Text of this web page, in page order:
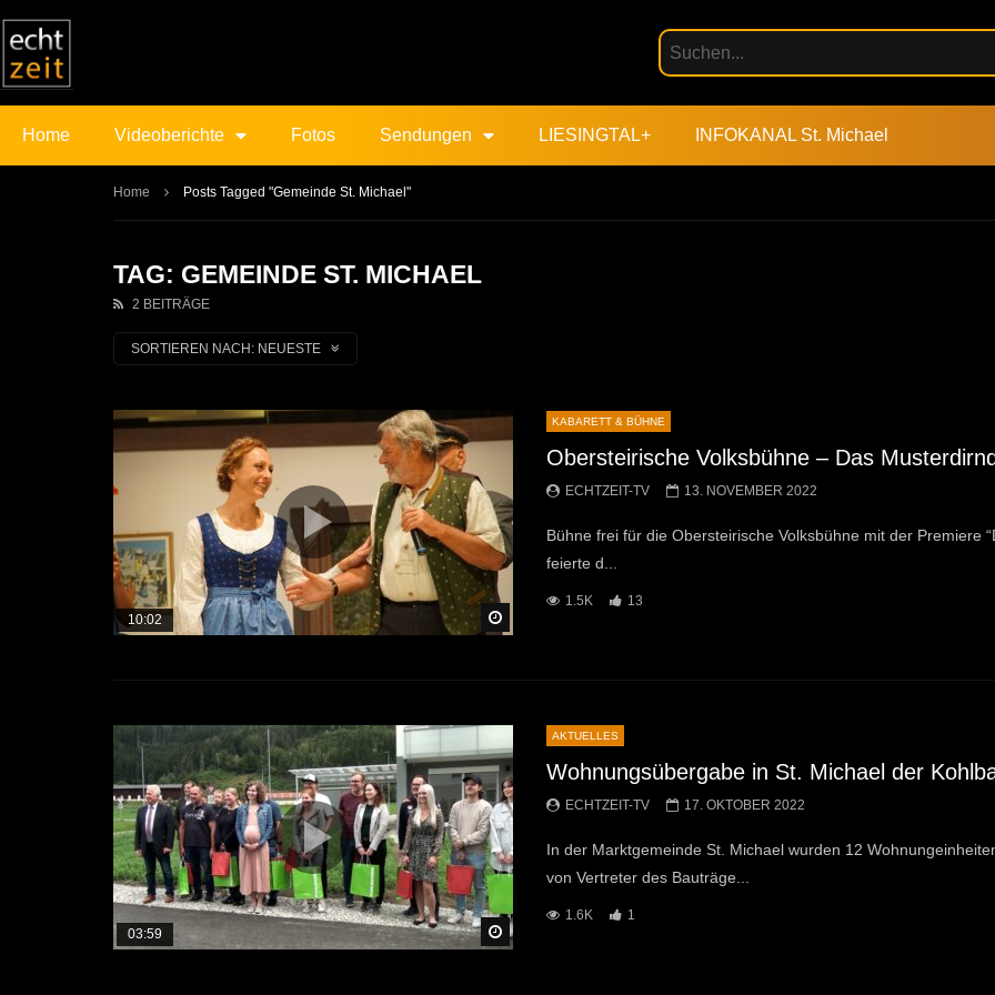
Home Videoberichte Fotos Sendungen LIESINGTAL+ INFOKANAL St. Michael
Home Posts Tagged "Gemeinde St. Michael"
TAG: GEMEINDE ST. MICHAEL
2 BEITRÄGE
SORTIEREN NACH: NEUESTE
10:02
KABARETT & BÜHNE
Obersteirische Volksbühne – Das
ECHTZEIT-TV 13. NOVEMBER 2022
Bühne frei für die Obersteirische Volksbühne mit der Premiere
feierte d...
1.5K 13
Später Ansehen
03:59
AKTUELLES
Wohnungsübergabe in St. Michael der
ECHTZEIT-TV 17. OKTOBER 2022
In der Marktgemeinde St. Michael wurden 12
von Vertreter des Bauträge...
1.6K 1